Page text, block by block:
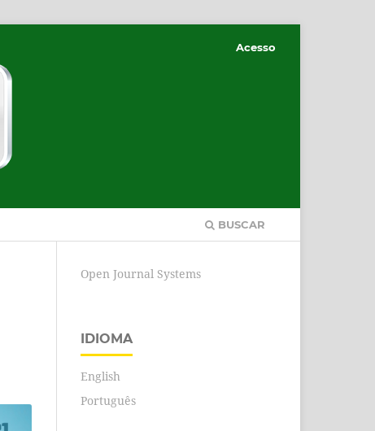
BUSCAR
Acesso
Open Journal Systems
IDIOMA
English
Português